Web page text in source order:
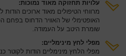
עלויות תחזוקה מאוד נמוכות:
מרווחי הטיפולים מאוד ארוכים הודות
האופטימלי של האוויר הדחוס
שומרת היטב על העמודה.
מפלי לחץ מינימליים:
מפלי הלחץ מינימליים הודות לקוטר